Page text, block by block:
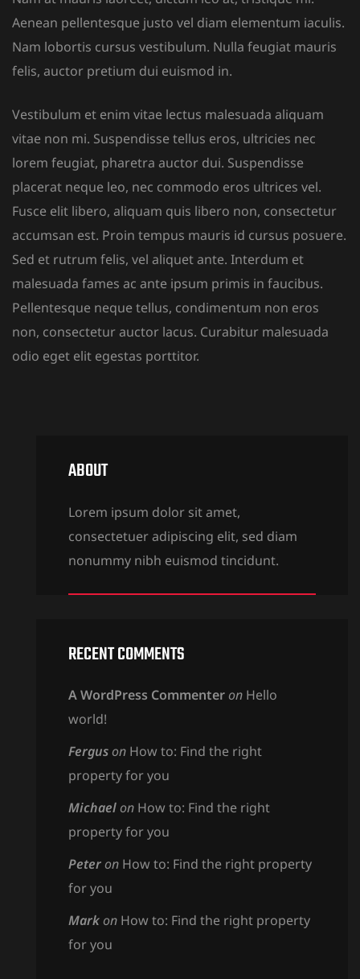
Aenean pellentesque justo vel diam elementum iaculis.
Nam lobortis cursus vestibulum. Nulla feugiat mauris
felis, auctor pretium dui euismod in.
Vestibulum et enim vitae lectus malesuada aliquam
vitae non mi. Suspendisse tellus eros, ultricies nec
lorem feugiat, pharetra auctor dui. Suspendisse
placerat neque leo, nec commodo eros ultrices vel.
Fusce elit libero, aliquam quis libero non, consectetur
accumsan est. Proin tempus mauris id cursus posuere.
Sed et rutrum felis, vel aliquet ante. Interdum et
malesuada fames ac ante ipsum primis in faucibus.
Pellentesque neque tellus, condimentum non eros
non, consectetur auctor lacus. Curabitur malesuada
odio eget elit egestas porttitor.
ABOUT
Lorem ipsum dolor sit amet,
consectetuer adipiscing elit, sed diam
nonummy nibh euismod tincidunt.
RECENT COMMENTS
A WordPress Commenteron Hello
world!
Ferguson How to: Find the right
property for you
Michaelon How to: Find the right
property for you
Peteron How to: Find the right property
for you
Markon How to: Find the right property
for you